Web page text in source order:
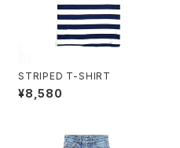
STRIPED T-SHIRT
¥8,580